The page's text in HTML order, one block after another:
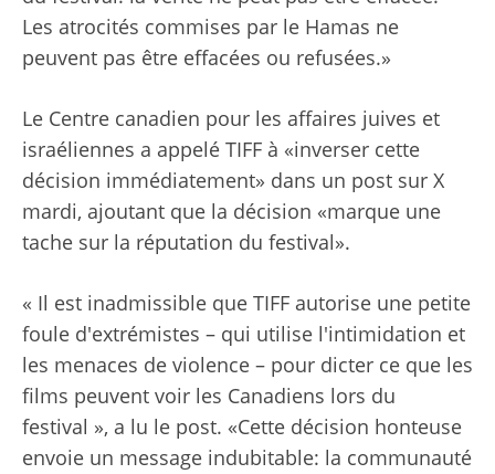
Les atrocités commises par le Hamas ne
peuvent pas être effacées ou refusées.»
Le Centre canadien pour les affaires juives et
israéliennes a appelé TIFF à «inverser cette
décision immédiatement» dans un post sur X
mardi, ajoutant que la décision «marque une
tache sur la réputation du festival».
« Il est inadmissible que TIFF autorise une petite
foule d'extrémistes – qui utilise l'intimidation et
les menaces de violence – pour dicter ce que les
films peuvent voir les Canadiens lors du
festival », a lu le post. «Cette décision honteuse
envoie un message indubitable: la communauté